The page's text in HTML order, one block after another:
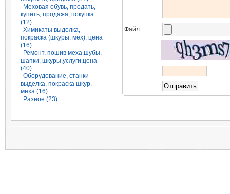
Меховая обувь, продать,
купить, продажа, покупка
(12)
Химикаты выделка,
покраска (шкуры, мех), цена
(16)
Ремонт, пошив меха,шубы,
шапки, шкуры,услуги,цена
(40)
Оборудование, станки
выделка, покраска шкур,
меха (16)
Разное (23)
Файл